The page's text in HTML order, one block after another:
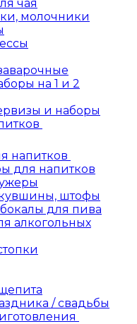
чая
молочники
на 1 и 2
и наборы
напитков
для напитков
штофы
для пива
алкогольных
/ свадьбы